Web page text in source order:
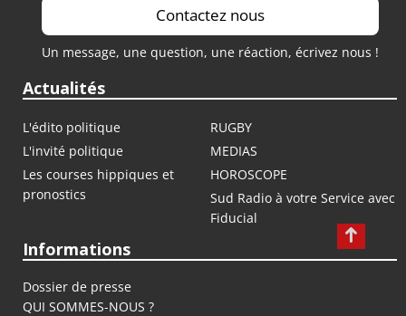
Contactez nous
Un message, une question, une réaction, écrivez nous !
Actualités
L'édito politique
RUGBY
L'invité politique
MEDIAS
Les courses hippiques et
pronostics
HOROSCOPE
Sud Radio à votre Service avec
Fiducial
Informations
Dossier de presse
QUI SOMMES-NOUS ?